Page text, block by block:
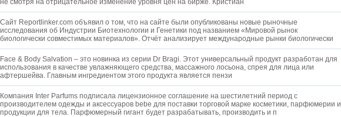
не смотря на отрицательное изменение уровня цен на бирже. Кристиан
Сайт Reportlinker.com объявил о том, что на сайте были опубликованы новые рыночные
исследования об Индустрии Биотехнологии и Генетики под названием «Мировой рынок
биологически совместимых материалов». Отчёт анализирует международные рынки биологически
Face & Body Salvation – это новинка из серии Dr Bragi. Этот универсальный продукт разработан для
использования в качестве увлажняющего средства, массажного лосьона, спрея для лица или
афтершейва. Главным ингредиентом этого продукта является пензи
Компания Inter Parfums подписала лицензионное соглашение на шестилетний период с
производителем одежды и аксессуаров bebe для поставки торговой марке косметики, парфюмерии и
продукции для тела. Парфюмерный гигант будет разрабатывать, производить и п